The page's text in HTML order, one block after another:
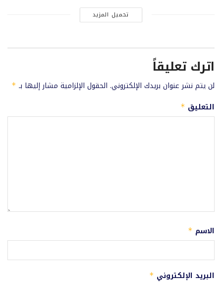
تحميل المزيد
اترك تعليقاً
لن يتم نشر عنوان بريدك الإلكتروني. الحقول الإلزامية مشار إليها بـ *
التعليق *
الاسم *
البريد الإلكتروني *